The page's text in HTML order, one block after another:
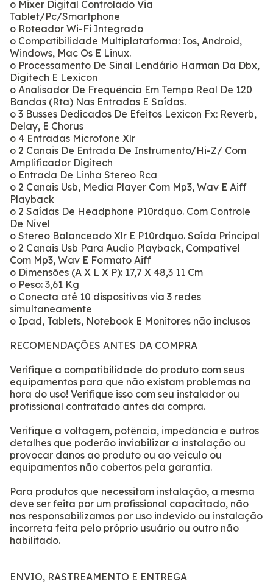
o Mixer Digital Controlado Via
Tablet/Pc/Smartphone
o Roteador Wi-Fi Integrado
o Compatibilidade Multiplataforma: Ios, Android,
Windows, Mac Os E Linux.
o Processamento De Sinal Lendário Harman Da Dbx,
Digitech E Lexicon
o Analisador De Frequência Em Tempo Real De 120
Bandas (Rta) Nas Entradas E Saídas.
o 3 Busses Dedicados De Efeitos Lexicon Fx: Reverb,
Delay, E Chorus
o 4 Entradas Microfone Xlr
o 2 Canais De Entrada De Instrumento/Hi-Z/ Com
Amplificador Digitech
o Entrada De Linha Stereo Rca
o 2 Canais Usb, Media Player Com Mp3, Wav E Aiff
Playback
o 2 Saídas De Headphone P10rdquo. Com Controle
De Nível
o Stereo Balanceado Xlr E P10rdquo. Saída Principal
o 2 Canais Usb Para Audio Playback, Compatível
Com Mp3, Wav E Formato Aiff
o Dimensões (A X L X P): 17,7 X 48,3 11 Cm
o Peso: 3,61 Kg
o Conecta até 10 dispositivos via 3 redes
simultaneamente
o Ipad, Tablets, Notebook E Monitores não inclusos
RECOMENDAÇÕES ANTES DA COMPRA
Verifique a compatibilidade do produto com seus
equipamentos para que não existam problemas na
hora do uso! Verifique isso com seu instalador ou
profissional contratado antes da compra.
Verifique a voltagem, potência, impedância e outros
detalhes que poderão inviabilizar a instalação ou
provocar danos ao produto ou ao veículo ou
equipamentos não cobertos pela garantia.
Para produtos que necessitam instalação, a mesma
deve ser feita por um profissional capacitado, não
nos responsabilizamos por uso indevido ou instalação
incorreta feita pelo próprio usuário ou outro não
habilitado.
ENVIO, RASTREAMENTO E ENTREGA